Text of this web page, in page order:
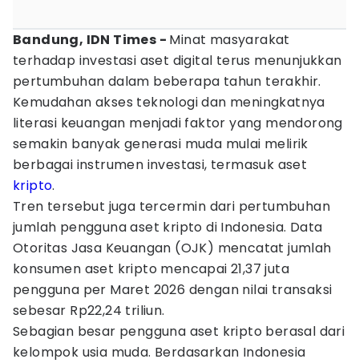
Bandung, IDN Times - Minat masyarakat
terhadap investasi aset digital terus menunjukkan
pertumbuhan dalam beberapa tahun terakhir.
Kemudahan akses teknologi dan meningkatnya
literasi keuangan menjadi faktor yang mendorong
semakin banyak generasi muda mulai melirik
berbagai instrumen investasi, termasuk aset
kripto.
Tren tersebut juga tercermin dari pertumbuhan
jumlah pengguna aset kripto di Indonesia. Data
Otoritas Jasa Keuangan (OJK) mencatat jumlah
konsumen aset kripto mencapai 21,37 juta
pengguna per Maret 2026 dengan nilai transaksi
sebesar Rp22,24 triliun.
Sebagian besar pengguna aset kripto berasal dari
kelompok usia muda. Berdasarkan Indonesia